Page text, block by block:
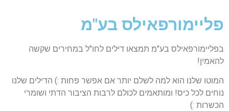
פליימורפאילס בע"מ
בפליימורפאילס בע"מ תמצאו דילים לחו"ל במחירים שקשה
להאמין!
המוטו שלנו הוא למה לשלם יותר אם אפשר פחות :) הדילים שלנו
נוחים לכל כיס! ומותאמים לכולם לרבות הציבור הדתי ושומרי
הכשרות :)